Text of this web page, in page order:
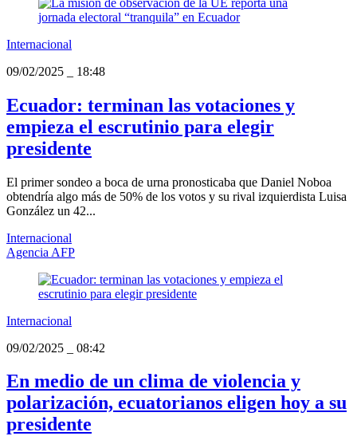
Internacional
09/02/2025
18:48
Ecuador: terminan las votaciones y
empieza el escrutinio para elegir
presidente
El primer sondeo a boca de urna pronosticaba que Daniel Noboa
obtendría algo más de 50% de los votos y su rival izquierdista Luisa
González un 42...
Internacional
Agencia AFP
Internacional
09/02/2025
08:42
En medio de un clima de violencia y
polarización, ecuatorianos eligen hoy a su
presidente